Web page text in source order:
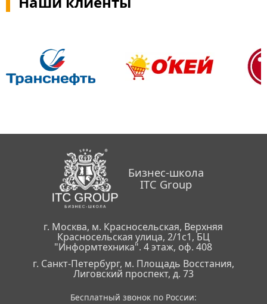
Бизнес-школа
ITC Group
г. Москва, м. Красносельская, Верхняя
Красносельская улица, 2/1с1, БЦ
"Информтехника". 4 этаж, оф. 408
г. Санкт-Петербург, м. Площадь Восстания,
Лиговский проспект, д. 73
Бесплатный звонок по России: